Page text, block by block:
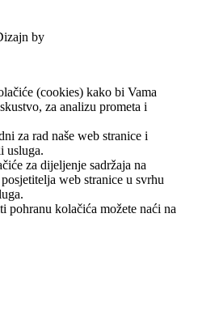
by
(cookies) kako bi Vama
za analizu prometa i
za rad naše web stranice i
usluga.
za dijeljenje sadržaja na
web stranice u svrhu
pohranu kolačića možete naći na